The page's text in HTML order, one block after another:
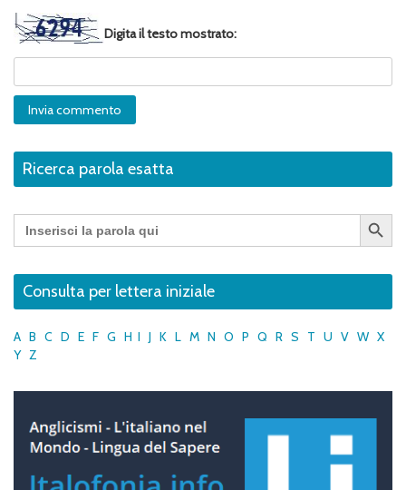
Digita il testo mostrato:
Ricerca parola esatta
Search
for:
Search Button
Consulta per lettera iniziale
A B C D E F G H I J K L M N O P Q R S T U V W X
Y Z